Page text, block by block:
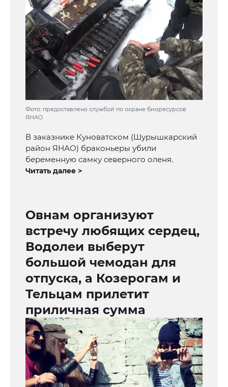
Фото: предоставлено службой по охране биоресурсов
ЯНАО
В заказнике Куноватском (Шурышкарский
район ЯНАО) браконьеры убили
беременную самку северного оленя.
Читать далее >
Овнам организуют
встречу любящих сердец,
Водолеи выберут
большой чемодан для
отпуска, а Козерогам и
Тельцам прилетит
приличная сумма